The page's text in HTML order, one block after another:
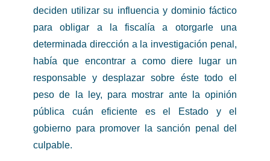
deciden utilizar su influencia y dominio fáctico
para obligar a la fiscalía a otorgarle una
determinada dirección a la investigación penal,
había que encontrar a como diere lugar un
responsable y desplazar sobre éste todo el
peso de la ley, para mostrar ante la opinión
pública cuán eficiente es el Estado y el
gobierno para promover la sanción penal del
culpable.